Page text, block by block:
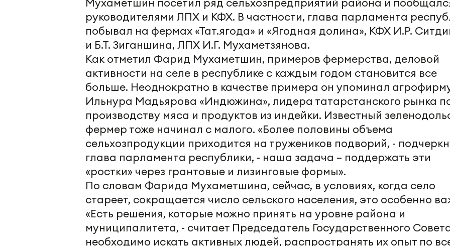
Мухаметшин посетил ряд сельхозпредприятий района и
руководителями ЛПХ и КФХ. В частности, глава парламента
побывал на фермах «Тат.ягода» и «Ягодная долина», КФХ И.Р.
и Б.Т. Зиганшина, ЛПХ И.Г. Мухаметзянова.
Как отметил Фарид Мухаметшин, примеров фермерства, деловой
активности на селе в республике с каждым годом становится все
больше. Неоднократно в качестве примера он упоминал
Ильнура Мадьярова «Индюжина», лидера татарстанского рынка
производству мяса и продуктов из индейки. Известный
фермер тоже начинал с малого. «Более половины объема
сельхозпродукции приходится на тружеников подворий, -
глава парламента республики, - наша задача – поддержать эти
«ростки» через грантовые и лизинговые формы».
По словам Фарида Мухаметшина, сейчас, в условиях, когда село
стареет, сокращается число сельского населения, это особенно
«Есть решения, которые можно принять на уровне района и
муниципалитета, - считает Председатель Государственного
необходимо искать активных людей, распространять их опыт по